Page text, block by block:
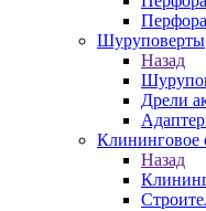
Шуруповерты
Назад
Дрели
Клининговое
Назад